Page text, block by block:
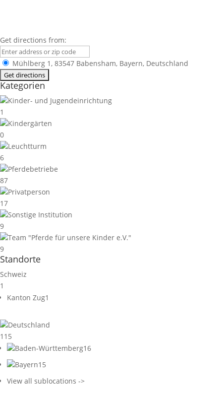
Get directions from:
Mühlberg 1, 83547 Babensham, Bayern, Deutschland
Kategorien
Kinder- und Jugendeinrichtung
1
Kindergärten
0
Leuchtturm
6
Pferdebetriebe
87
Privatperson
17
Sonstige Institution
9
Team "Pferde für unsere Kinder e.V."
9
Standorte
Schweiz
1
Kanton Zug1
Deutschland
115
Baden-Württemberg16
Bayern15
View all sublocations ->